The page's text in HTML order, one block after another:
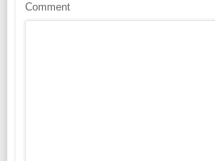
Comment